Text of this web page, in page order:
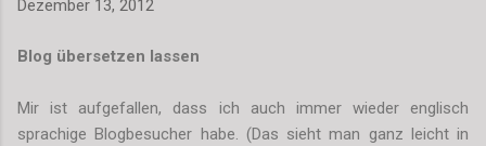
Dezember 13, 2012
Blog übersetzen lassen
Mir ist aufgefallen, dass ich auch immer wieder englisch
sprachige Blogbesucher habe. (Das sieht man ganz leicht in